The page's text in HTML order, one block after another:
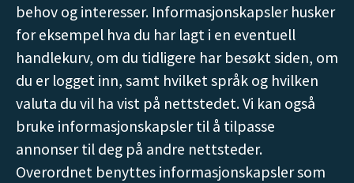
behov og interesser. Informasjonskapsler husker
for eksempel hva du har lagt i en eventuell
handlekurv, om du tidligere har besøkt siden, om
du er logget inn, samt hvilket språk og hvilken
valuta du vil ha vist på nettstedet. Vi kan også
bruke informasjonskapsler til å tilpasse
annonser til deg på andre nettsteder.
Overordnet benyttes informasjonskapsler som